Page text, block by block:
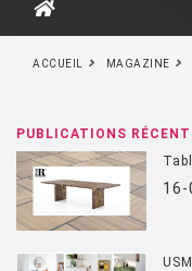
ACCUEIL MAGAZINE
PUBLICATIONS
16-